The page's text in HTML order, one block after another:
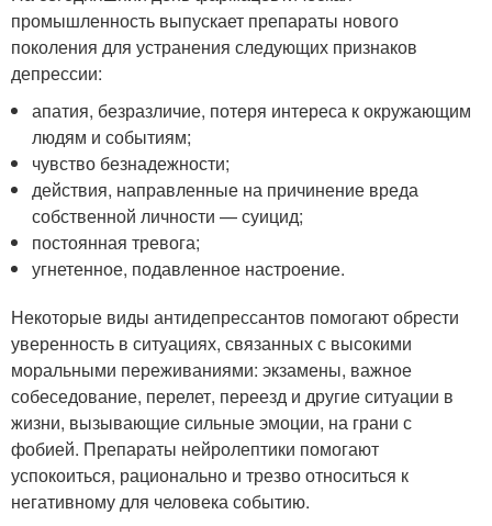
промышленность выпускает препараты нового
поколения для устранения следующих признаков
депрессии:
апатия, безразличие, потеря интереса к окружающим
людям и событиям;
чувство безнадежности;
действия, направленные на причинение вреда
собственной личности — суицид;
постоянная тревога;
угнетенное, подавленное настроение.
Некоторые виды антидепрессантов помогают обрести
уверенность в ситуациях, связанных с высокими
моральными переживаниями: экзамены, важное
собеседование, перелет, переезд и другие ситуации в
жизни, вызывающие сильные эмоции, на грани с
фобией. Препараты нейролептики помогают
успокоиться, рационально и трезво относиться к
негативному для человека событию.